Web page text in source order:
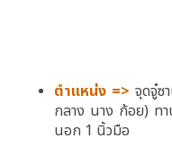
ตำแหน่ง => จุดจู๋ซ
กลาง นาง ก้อย) ทา
นอก 1 นิ้วมือ